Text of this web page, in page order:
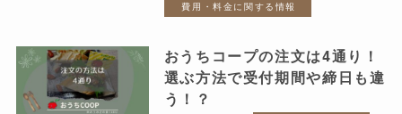
費用・料金に関する情報
おうちコープの注文は4通り！
選ぶ方法で受付期間や締日も違
う！？